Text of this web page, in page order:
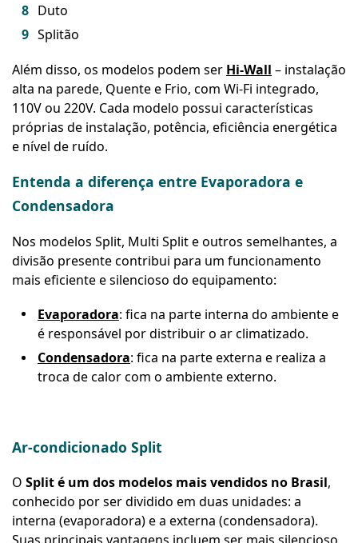
Duto
Splitão
Além disso, os modelos podem ser Hi-Wall – instalação
alta na parede, Quente e Frio, com Wi-Fi integrado,
110V ou 220V. Cada modelo possui características
próprias de instalação, potência, eficiência energética
e nível de ruído.
Entenda a diferença entre Evaporadora e
Condensadora
Nos modelos Split, Multi Split e outros semelhantes, a
divisão presente contribui para um funcionamento
mais eficiente e silencioso do equipamento:
Evaporadora: fica na parte interna do ambiente e
é responsável por distribuir o ar climatizado.
Condensadora: fica na parte externa e realiza a
troca de calor com o ambiente externo.
Ar-condicionado Split
O Split é um dos modelos mais vendidos no Brasil,
conhecido por ser dividido em duas unidades: a
interna (evaporadora) e a externa (condensadora).